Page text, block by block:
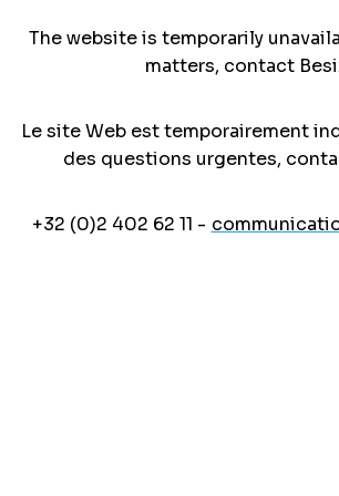
The website is temporarily
matters, contact
Le site Web est temporairement
des questions urgentes,
+32 (0)2 402 62 11 -